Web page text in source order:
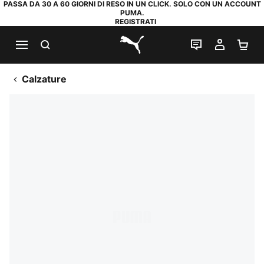
PASSA DA 30 A 60 GIORNI DI RESO IN UN CLICK. SOLO CON UN ACCOUNT
PUMA.
REGISTRATI
PUMA.com
CHAT IL MIO
Calzature